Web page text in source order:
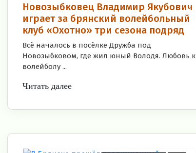
Новозыбковец Владимир Якубович
играет за брянский волейбольный
клуб «Охотно» три сезона подряд
Всё началось в посёлке Дружба под
Новозыбковом, где жил юный Володя. Любовь к
волейболу ...
Читать далее